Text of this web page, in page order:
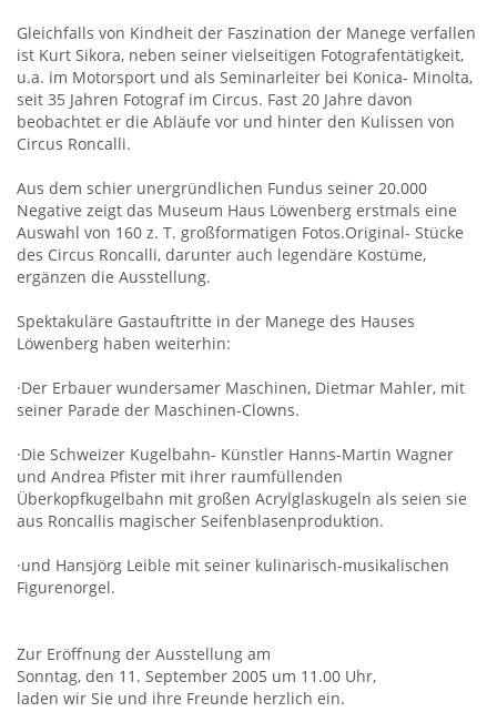
Gleichfalls von Kindheit der Faszination der Manege verfallen
ist Kurt Sikora, neben seiner vielseitigen Fotografentätigkeit,
u.a. im Motorsport und als Seminarleiter bei Konica- Minolta,
seit 35 Jahren Fotograf im Circus. Fast 20 Jahre davon
beobachtet er die Abläufe vor und hinter den Kulissen von
Circus Roncalli.
Aus dem schier unergründlichen Fundus seiner 20.000
Negative zeigt das Museum Haus Löwenberg erstmals eine
Auswahl von 160 z. T. großformatigen Fotos.Original- Stücke
des Circus Roncalli, darunter auch legendäre Kostüme,
ergänzen die Ausstellung.
Spektakuläre Gastauftritte in der Manege des Hauses
Löwenberg haben weiterhin:
·Der Erbauer wundersamer Maschinen, Dietmar Mahler, mit
seiner Parade der Maschinen-Clowns.
·Die Schweizer Kugelbahn- Künstler Hanns-Martin Wagner
und Andrea Pfister mit ihrer raumfüllenden
Überkopfkugelbahn mit großen Acrylglaskugeln als seien sie
aus Roncallis magischer Seifenblasenproduktion.
·und Hansjörg Leible mit seiner kulinarisch-musikalischen
Figurenorgel.
Zur Eröffnung der Ausstellung am
Sonntag, den 11. September 2005 um 11.00 Uhr,
laden wir Sie und ihre Freunde herzlich ein.